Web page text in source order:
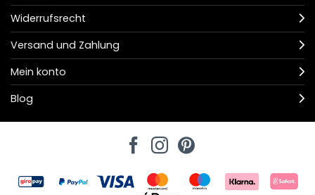
Widerrufsrecht
Versand und Zahlung
Mein konto
Blog